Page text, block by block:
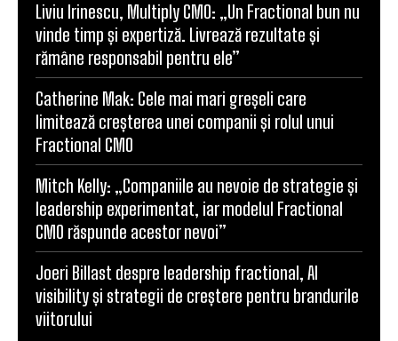
Liviu Irinescu, Multiply CMO: „Un Fractional bun nu
vinde timp și expertiză. Livrează rezultate și
rămâne responsabil pentru ele”
Catherine Mak: Cele mai mari greșeli care
limitează creșterea unei companii și rolul unui
Fractional CMO
Mitch Kelly: „Companiile au nevoie de strategie și
leadership experimentat, iar modelul Fractional
CMO răspunde acestor nevoi”
Joeri Billast despre leadership fractional, AI
visibility și strategii de creștere pentru brandurile
viitorului